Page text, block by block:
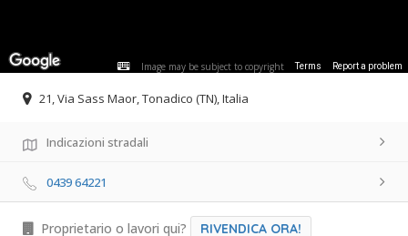
Image may be subject to copyright Terms Report a problem
21, Via Sass Maor, Tonadico (TN), Italia
Indicazioni stradali
0439 64221
Proprietario o lavori qui? RIVENDICA ORA!